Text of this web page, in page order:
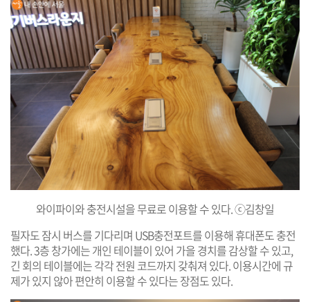
와이파이와 충전시설을 무료로 이용할 수 있다. ⓒ김창일
필자도 잠시 버스를 기다리며 USB충전포트를 이용해 휴대폰도 충전
했다. 3층 창가에는 개인 테이블이 있어 가을 경치를 감상할 수 있고,
긴 회의 테이블에는 각각 전원 코드까지 갖춰져 있다. 이용시간에 규
제가 있지 않아 편안히 이용할 수 있다는 장점도 있다.